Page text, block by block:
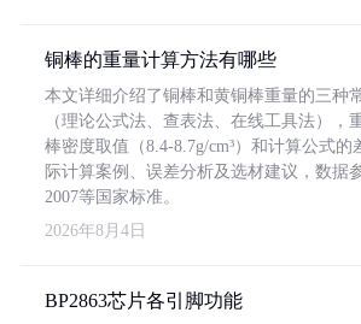
铜棒的重量计算方法有哪些
本文详细介绍了铜棒和黄铜棒重量的三种
（理论公式法、查表法、在线工具法），
棒密度取值（8.4-8.7g/cm³）和计算公式的
际计算案例、误差分析及选材建议，数据
2007等国家标准。
2026年8月4日
BP2863芯片各引脚功能